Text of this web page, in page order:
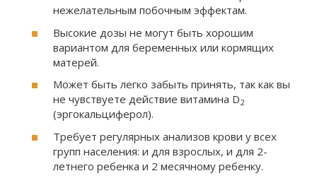
нежелательным побочным эффектам.
Высокие дозы не могут быть хорошим
вариантом для беременных или кормящих
матерей.
Может быть легко забыть принять, так как вы
не чувствуете действие витамина D2
(эргокальциферол).
Требует регулярных анализов крови у всех
групп населения: и для взрослых, и для 2-
летнего ребенка и 2 месячному ребенку.